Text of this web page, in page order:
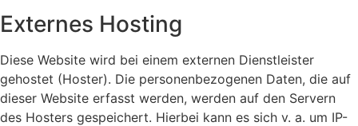
Exter­nes Hos­ting
Die­se Web­site wird bei einem exter­nen Dienst­leis­ter
gehos­tet (Hos­ter). Die per­so­nen­be­zo­ge­nen Daten, die auf
die­ser Web­site erfasst wer­den, wer­den auf den Ser­vern
des Hos­ters gespei­chert. Hier­bei kann es sich v. a. um IP-